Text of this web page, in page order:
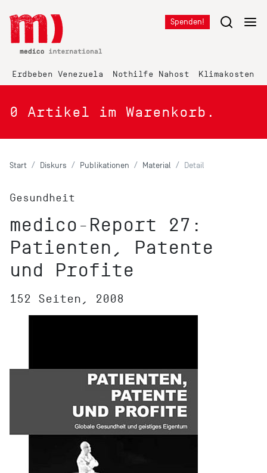
Spenden!
Erdbeben Venezuela Nothilfe Nahost Klimakosten
0 Artikel im Warenkorb.
Start Diskurs Publikationen Material Detail
Gesundheit
medico-Report 27:
Patienten, Patente
und Profite
152 Seiten, 2008